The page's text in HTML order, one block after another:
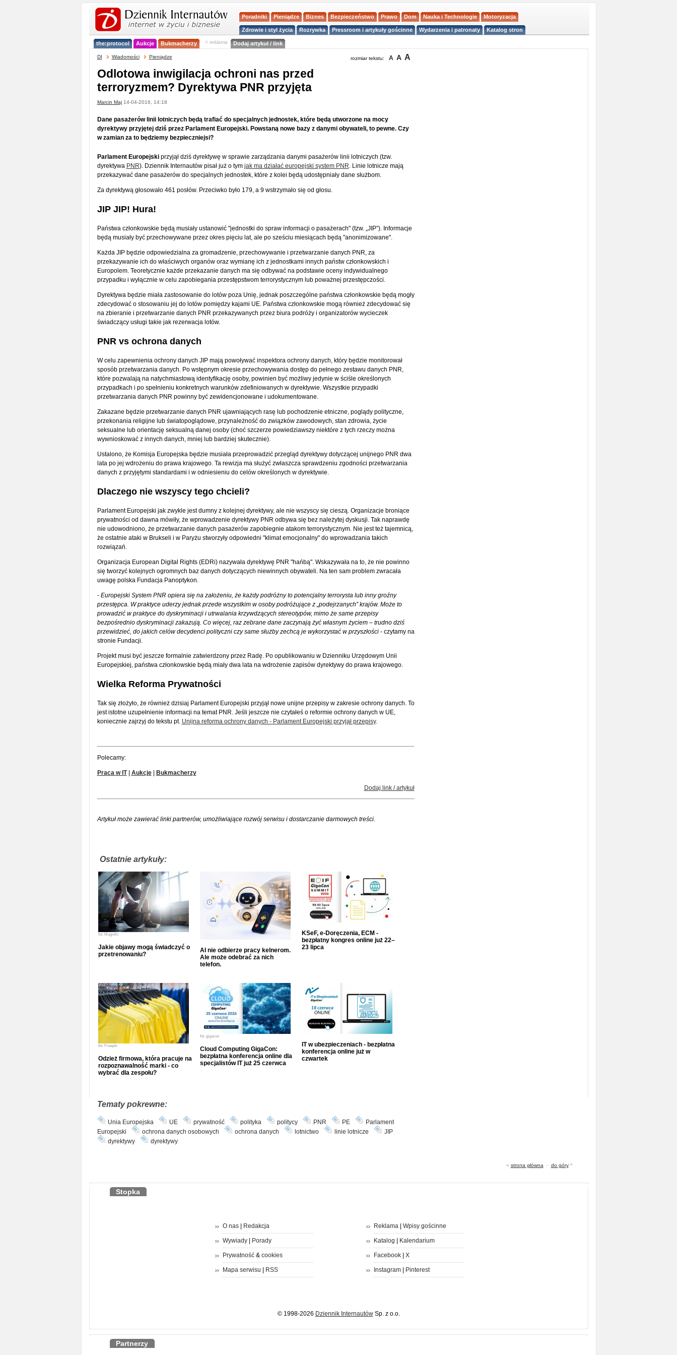
Poradniki Pieniądze Biznes Bezpieczeństwo Prawo Dom Nauka i Technologie Motoryzacja
Zdrowie i styl życia Rozrywka Pressroom i artykuły gościnne Wydarzenia i patronaty Katalog stron
the:protocol Aukcje Bukmacherzy < reklama Dodaj artykuł / link
DI Wiadomości Pieniądze rozmiar tekstu: A A A
Odlotowa inwigilacja ochroni nas przed
terroryzmem? Dyrektywa PNR przyjęta
Marcin Maj14-04-2016, 14:18
Dane pasażerów linii lotniczych będą trafiać do specjalnych jednostek, które będą utworzone na mocy
dyrektywy przyjętej dziś przez Parlament Europejski. Powstaną nowe bazy z danymi obywateli, to pewne. Czy
w zamian za to będziemy bezpieczniejsi?
Parlament Europejskiprzyjął dziś dyrektywę w sprawie zarządzania danymi pasażerów linii lotniczych (tzw.
dyrektywa PNR). Dziennik Internautów pisał już o tym jak ma działać europejski system PNR. Linie lotnicze mają
przekazywać dane pasażerów do specjalnych jednostek, które z kolei będą udostępniały dane służbom.
Za dyrektywą głosowało 461 posłów. Przeciwko było 179, a 9 wstrzymało się od głosu.
JIP JIP! Hura!
Państwa członkowskie będą musiały ustanowić "jednostki do spraw informacji o pasażerach" (tzw. „JIP”). Informacje
będą musiały być przechowywane przez okres pięciu lat, ale po sześciu miesiącach będą "anonimizowane".
Każda JIP będzie odpowiedzialna za gromadzenie, przechowywanie i przetwarzanie danych PNR, za
przekazywanie ich do właściwych organów oraz wymianę ich z jednostkami innych państw członkowskich i
Europolem. Teoretycznie każde przekazanie danych ma się odbywać na podstawie oceny indywidualnego
przypadku i wyłącznie w celu zapobiegania przestępstwom terrorystycznym lub poważnej przestępczości.
Dyrektywa będzie miała zastosowanie do lotów poza Unię, jednak poszczególne państwa członkowskie będą mogły
zdecydować o stosowaniu jej do lotów pomiędzy kajami UE. Państwa członkowskie mogą również zdecydować się
na zbieranie i przetwarzanie danych PNR przekazywanych przez biura podróży i organizatorów wycieczek
świadczący usługi takie jak rezerwacja lotów.
PNR vs ochrona danych
W celu zapewnienia ochrony danych JIP mają powoływać inspektora ochrony danych, który będzie monitorował
sposób przetwarzania danych. Po wstępnym okresie przechowywania dostęp do pełnego zestawu danych PNR,
które pozwalają na natychmiastową identyfikację osoby, powinien być możliwy jedynie w ściśle określonych
przypadkach i po spełnieniu konkretnych warunków zdefiniowanych w dyrektywie. Wszystkie przypadki
przetwarzania danych PNR powinny być zewidencjonowane i udokumentowane.
Zakazane będzie przetwarzanie danych PNR ujawniających rasę lub pochodzenie etniczne, poglądy polityczne,
przekonania religijne lub światopoglądowe, przynależność do związków zawodowych, stan zdrowia, życie
seksualne lub orientację seksualną danej osoby (choć szczerze powiedziawszy niektóre z tych rzeczy można
wywnioskować z innych danych, mniej lub bardziej skutecznie).
Ustalono, że Komisja Europejska będzie musiała przeprowadzić przegląd dyrektywy dotyczącej unijnego PNR dwa
lata po jej wdrożeniu do prawa krajowego. Ta rewizja ma służyć zwłaszcza sprawdzeniu zgodności przetwarzania
danych z przyjętymi standardami i w odniesieniu do celów określonych w dyrektywie.
Dlaczego nie wszyscy tego chcieli?
Parlament Europejski jak zwykle jest dumny z kolejnej dyrektywy, ale nie wszyscy się cieszą. Organizacje broniące
prywatności od dawna mówiły, że wprowadzenie dyrektywy PNR odbywa się bez należytej dyskusji. Tak naprawdę
nie udowodniono, że przetwarzanie danych pasażerów zapobiegnie atakom terrorystycznym. Nie jest też tajemnicą,
że ostatnie ataki w Brukseli i w Paryżu stworzyły odpowiedni "klimat emocjonalny" do wprowadzania takich
rozwiązań.
Organizacja European Digital Rights (EDRi) nazywała dyrektywę PNR "hańbą". Wskazywała na to, że nie powinno
się tworzyć kolejnych ogromnych baz danych dotyczących niewinnych obywateli. Na ten sam problem zwracała
uwagę polska Fundacja Panoptykon.
- Europejski System PNR opiera się na założeniu, że każdy podróżny to potencjalny terrorysta lub inny groźny
przestępca. W praktyce uderzy jednak przede wszystkim w osoby podróżujące z „podejrzanych” krajów. Może to
prowadzić w praktyce do dyskryminacji i utrwalania krzywdzących stereotypów, mimo że same przepisy
bezpośrednio dyskryminacji zakazują. Co więcej, raz zebrane dane zaczynają żyć własnym życiem – trudno dziś
przewidzieć, do jakich celów decydenci polityczni czy same służby zechcą je wykorzystać w przyszłości - czytamy na
stronie Fundacji.
Projekt musi być jeszcze formalnie zatwierdzony przez Radę. Po opublikowaniu w Dzienniku Urzędowym Unii
Europejskiej, państwa członkowskie będą miały dwa lata na wdrożenie zapisów dyrektywy do prawa krajowego.
Wielka Reforma Prywatności
Tak się złożyło, że również dzisiaj Parlament Europejski przyjął nowe unijne przepisy w zakresie ochrony danych. To
jest istotne uzupełnienie informacji na temat PNR. Jeśli jeszcze nie czytałeś o reformie ochrony danych w UE,
koniecznie zajrzyj do tekstu pt. Unijna reforma ochrony danych - Parlament Europejski przyjął przepisy.
Polecamy:
Praca w IT| Aukcje| Bukmacherzy
Dodaj link / artykuł
Artykuł może zawierać linki partnerów, umożliwiające rozwój serwisu i dostarczanie darmowych treści.
Ostatnie artykuły:
fot. Magnific
Jakie objawy mogą świadczyć o
przetrenowaniu?
AI nie odbierze pracy kelnerom.
Ale może odebrać za nich
telefon.
KSeF, e-Doręczenia, ECM -
bezpłatny kongres online już 22–
23 lipca
fot. Freepik
Odzież firmowa, która pracuje na
rozpoznawalność marki - co
wybrać dla zespołu?
fot. gigacon
Cloud Computing GigaCon:
bezpłatna konferencja online dla
specjalistów IT już 25 czerwca
IT w ubezpieczeniach - bezpłatna
konferencja online już w
czwartek
Tematy pokrewne:
Unia Europejska UE prywatność polityka politycy PNR PE
Parlament
Europejski
ochrona danych osobowych ochrona danych lotnictwo linie lotnicze
JIP
dyrektywy
dyrektywy
« strona główna - do góry^
Stopka
O nas| Redakcja
Wywiady| Porady
Prywatność& cookies
Mapa serwisu RSS
Reklama| Wpisy gościnne
Katalog Kalendarium
Facebook| X
Instagram| Pinterest
© 1998-2026 Dziennik InternautówSp. z o.o.
Partnerzy